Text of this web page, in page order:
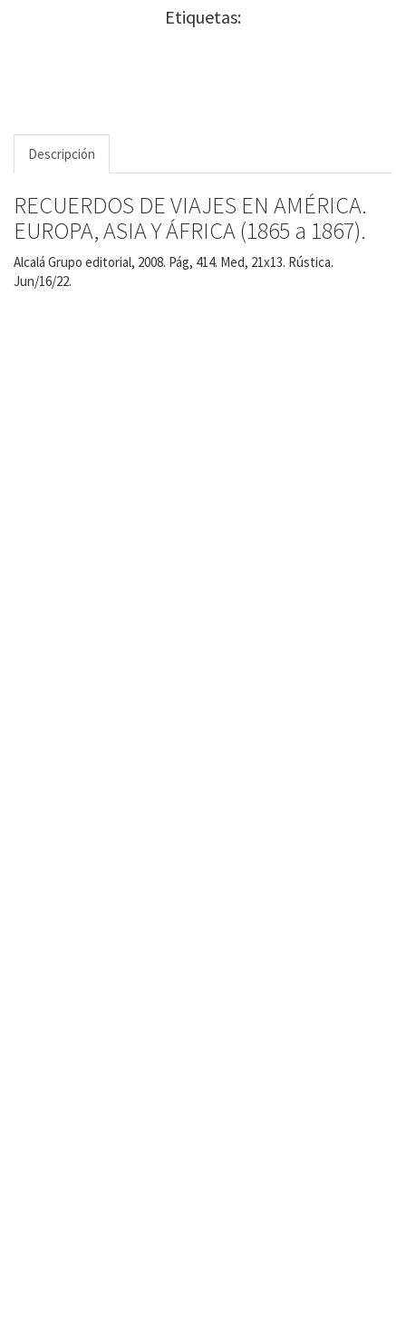
Etiquetas:
Descripción
RECUERDOS DE VIAJES EN AMÉRICA.
EUROPA, ASIA Y ÁFRICA (1865 a 1867).
Alcalá Grupo editorial, 2008. Pág, 414. Med, 21x13. Rústica.
Jun/16/22.